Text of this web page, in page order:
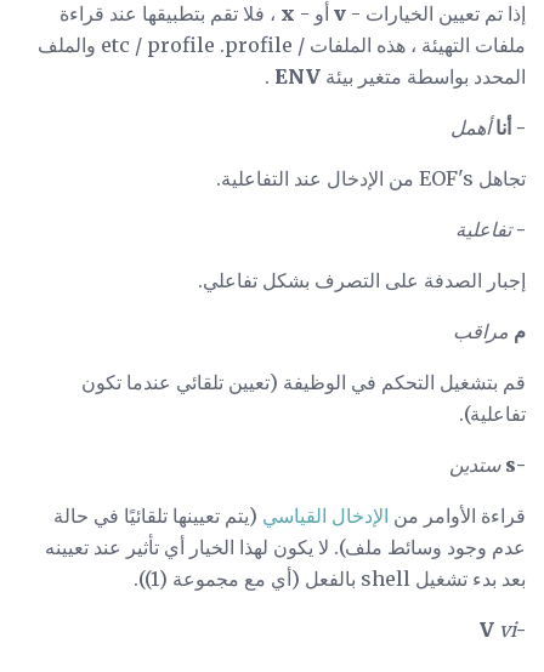
إذا تم تعيين الخيارات - v أو - x ، فلا تقم بتطبيقها عند قراءة
ملفات التهيئة ، هذه الملفات / etc / profile .profile والملف
المحدد بواسطة متغير بيئة ENV
.
- أنا أهمل
تجاهل EOF's من الإدخال عند التفاعلية.
- تفاعلية
إجبار الصدفة على التصرف بشكل تفاعلي.
م مراقب
قم بتشغيل التحكم في الوظيفة (تعيين تلقائي عندما تكون
تفاعلية).
-s ستدين
قراءة الأوامر من الإدخال القياسي (يتم تعيينها تلقائيًا في حالة
عدم وجود وسائط ملف). لا يكون لهذا الخيار أي تأثير عند تعيينه
بعد بدء تشغيل shell بالفعل (أي مع مجموعة (1)).
-V
vi